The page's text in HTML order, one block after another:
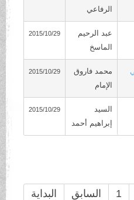
الرفاعي
عبد الرحيم
الماسخ
2015/10/29
محمد فاروق
الإمام
2015/10/29
السيد
إبراهيم أحمد
2015/10/29
البداية السابق